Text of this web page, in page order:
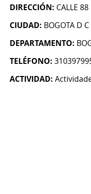
DIRECCIÓN: CALLE
CIUDAD: BOGOTA D C
DEPARTAMENTO:
TELÉFONO:
ACTIVIDAD: